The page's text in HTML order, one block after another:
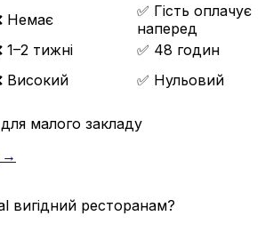
Немає ✅ Гість оплачує
наперед
1–2 тижні ✅ 48 годин
Високий ✅ Нульовий
малого закладу
→
вигідний ресторанам?